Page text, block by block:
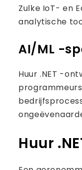
Zulke IoT- en
analytische
AI/ML -
Huur .NET -
Huur